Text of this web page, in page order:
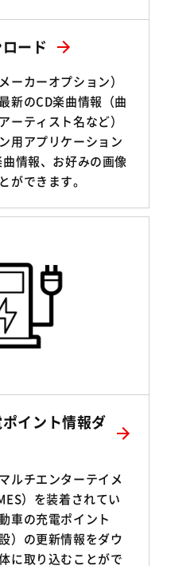
ード
ーカーオプション）
新のCD楽曲情報（曲
ーティスト名など）
用アプリケーション
情報、お好みの画像
ができます。
イント情報ダ
ルチエンターテイメ
）を装着されてい
車の充電ポイント
）の更新情報をダウ
に取り込むことがで